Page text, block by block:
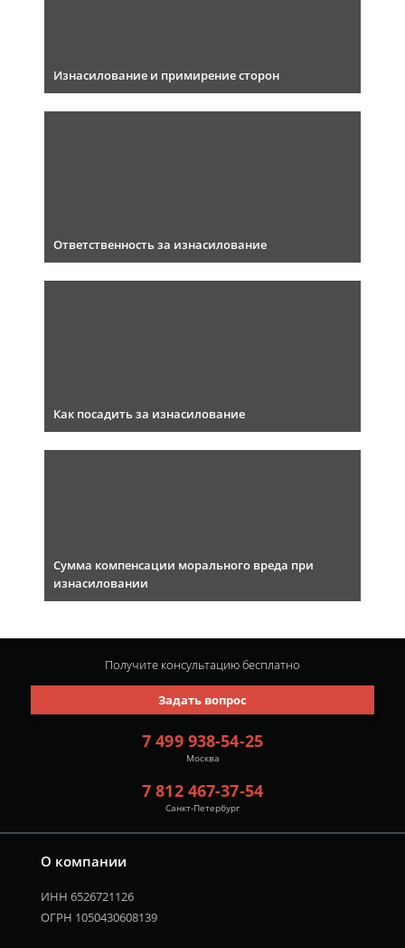
Изнасилование и примирение сторон
Ответственность за изнасилование
Как посадить за изнасилование
Сумма компенсации морального вреда при
изнасиловании
О компании
ИНН 6526721126
ОГРН 1050430608139
7 499 938-54-25
Москва
7 812 467-37-54
Санкт-Петербург
Задать вопрос
Получите консультациюбесплатно